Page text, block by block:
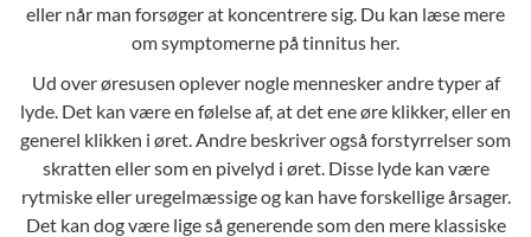
eller når man forsøger at koncentrere sig. Du kan læse mere
omsymptomerne på tinnitus her.
Ud over øresusen oplever nogle mennesker andre typer af
lyde. Det kan være en følelse af, at det ene øre klikker, eller en
generel klikken i øret. Andre beskriver også forstyrrelser som
skratten eller som en pivelyd i øret. Disse lyde kan være
rytmiske eller uregelmæssige og kan have forskellige årsager.
Det kan dog være lige så generende som den mere klassiske